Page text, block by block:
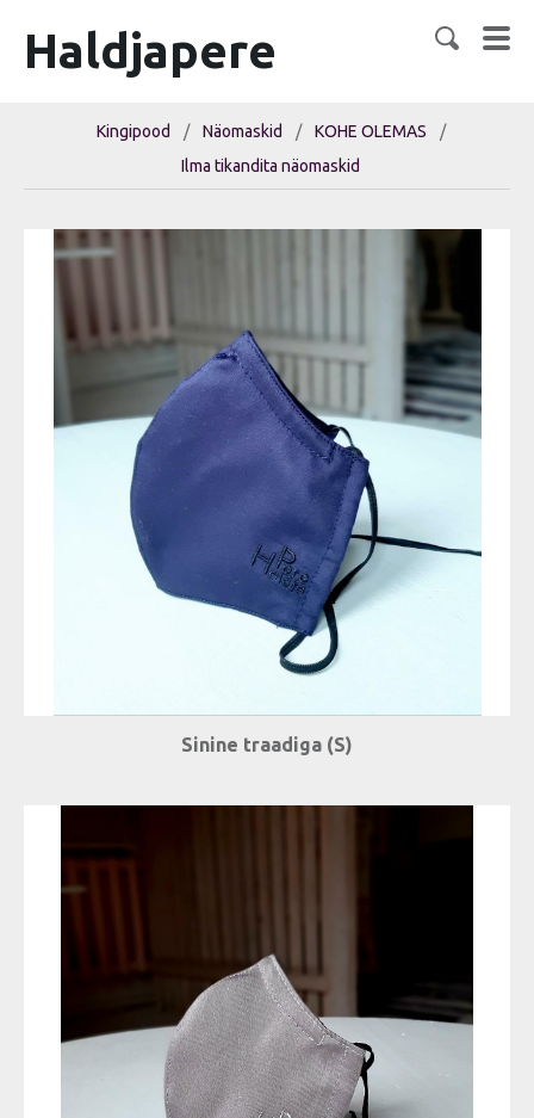
Haldjapere
Kingipood / Näomaskid / KOHE OLEMAS
/
Ilma tikandita näomaskid
Sinine traadiga (S)